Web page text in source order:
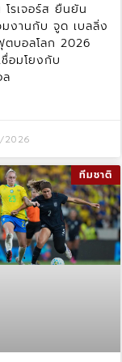
โรเจอร์ส ยืนยัน
งานกับ จูด เบลลิ่ง
ตบอลโลก 2026
อมโยงกับ
ล
2026
ทีมชาติ